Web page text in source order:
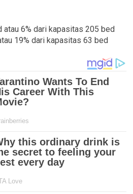
atau 6% dari kapasitas 205 bed
19% dari kapasitas 63 bed